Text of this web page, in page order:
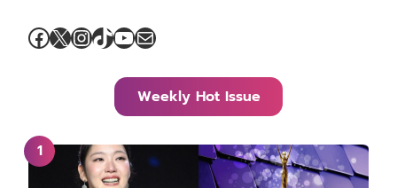
Facebook
X Instagram
TikTok
YouTube
Mail
Weekly Hot Issue